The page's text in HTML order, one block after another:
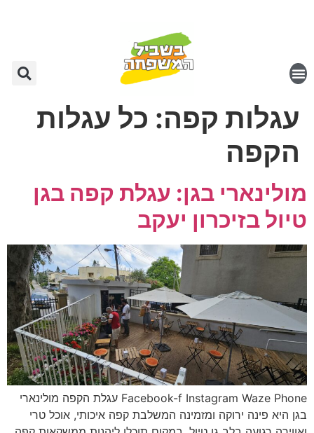
עגלות קפה: כל עגלות
הקפה
מולינארי בגן: עגלת קפה בגן
טיול בזיכרון יעקב
Facebook-f Instagram Waze Phone עגלת הקפה מולינארי
בגן היא פינה ירוקה ומזמינה המשלבת קפה איכותי, אוכל טרי